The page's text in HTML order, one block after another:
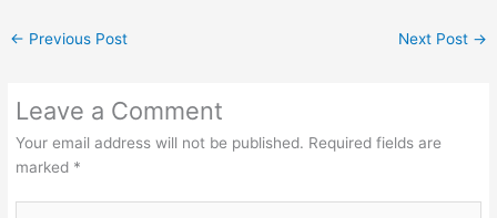
← Previous Post Next Post →
Leave a Comment
Your email address will not be published. Required fields are
marked *